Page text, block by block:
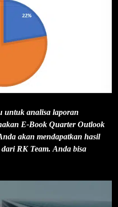
untuk analisa laporan
E-Book Quarter Outlook
akan mendapatkan hasil
RK Team. Anda bisa